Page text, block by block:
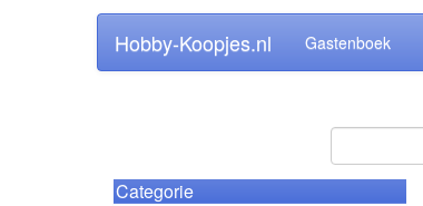
Hobby-Koopjes.nl Gastenboek
Categorie